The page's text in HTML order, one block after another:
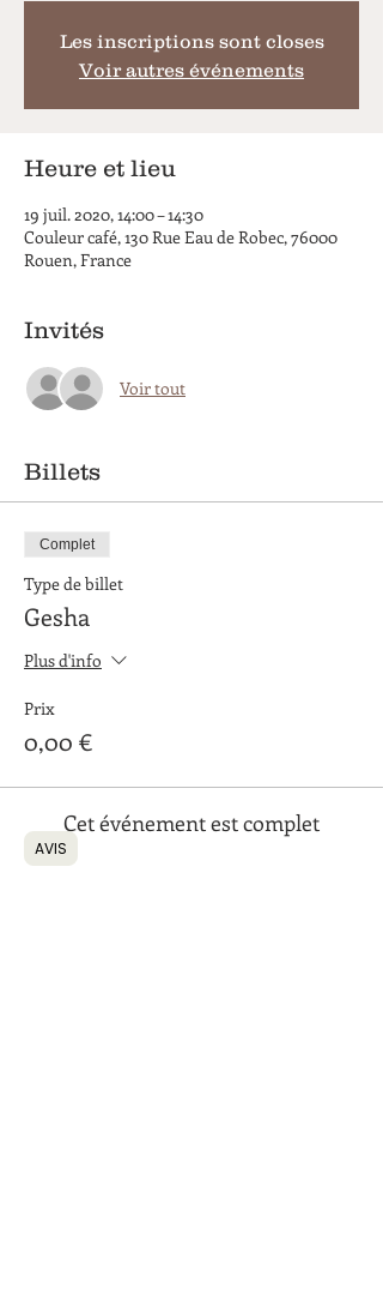
Les inscriptions sont closes
Voir autres événements
Heure et lieu
19 juil. 2020, 14:00 – 14:30
Couleur café, 130 Rue Eau de Robec, 76000
Rouen, France
Invités
Voir tout
Billets
Complet
Type de billet
Gesha
Plus d'info
Prix
0,00 €
Cet événement est complet
AVIS